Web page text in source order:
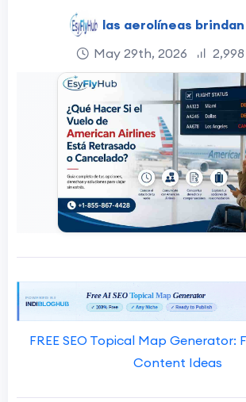
las aerolíneas
May 29th, 2026
FREE SEO Topical Map Generator:
Content Ideas